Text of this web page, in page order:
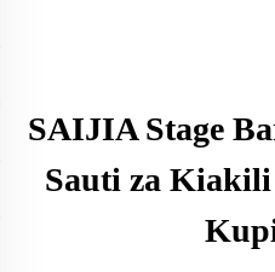
SAIJIA Stage
Sauti za